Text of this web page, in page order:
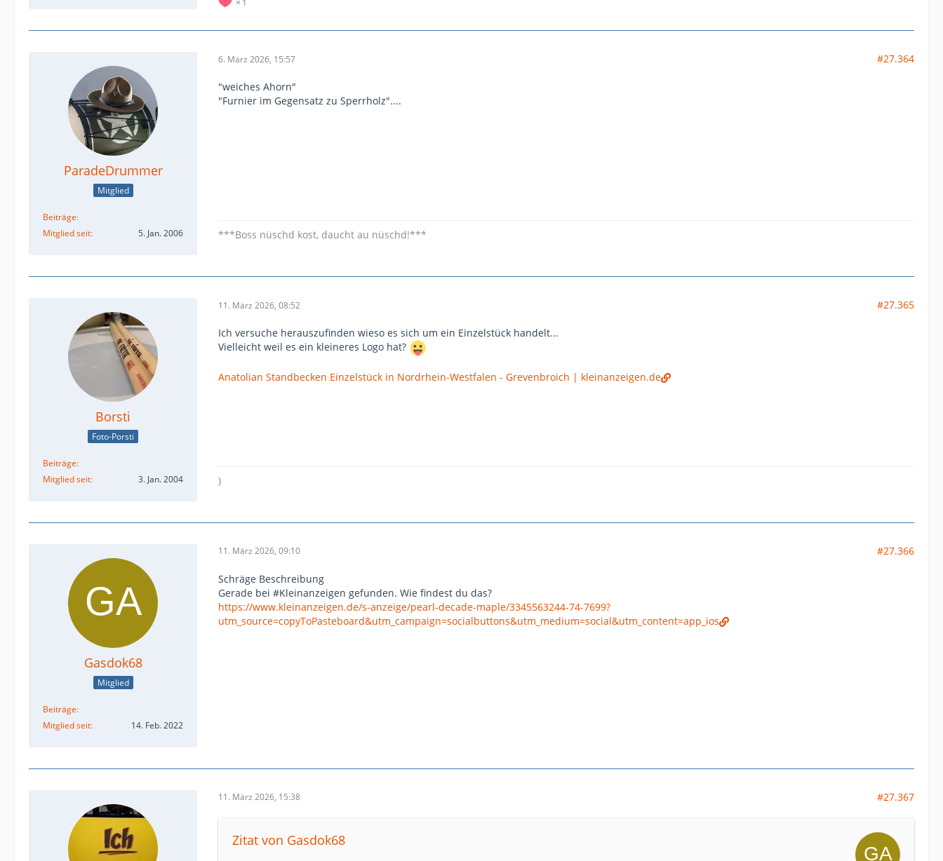
ParadeDrummer
Mitglied
Beiträge
Mitglied seit
5. Jan. 2006
6. März 2026, 15:57 #27.364
"weiches Ahorn"
"Furnier im Gegensatz zu Sperrholz"....
***Boss nüschd kost, daucht au nüschd!***
Borsti
Foto-Porsti
Beiträge
Mitglied seit
3. Jan. 2004
11. März 2026, 08:52 #27.365
Ich versuche herauszufinden wieso es sich um ein Einzelstück handelt...
Vielleicht weil es ein kleineres Logo hat?
Anatolian Standbecken Einzelstück in Nordrhein-Westfalen - Grevenbroich | kleinanzeigen.de
)
Gasdok68
Mitglied
Beiträge
Mitglied seit
14. Feb. 2022
11. März 2026, 09:10 #27.366
Schräge Beschreibung
Gerade bei #Kleinanzeigen gefunden. Wie findest du das?
https://www.kleinanzeigen.de/s-anzeige/pearl-decade-maple/3345563244-74-7699?
utm_source=copyToPasteboard&utm_campaign=socialbuttons&utm_medium=social&utm_content=app_ios
11. März 2026, 15:38 #27.367
Zitat von Gasdok68